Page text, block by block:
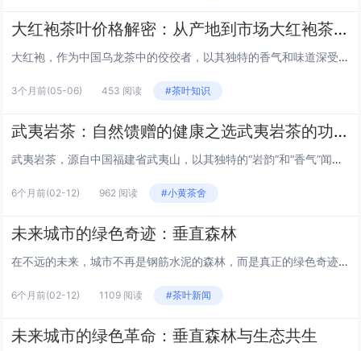
大红袍茶叶价格解密：从产地到市场大红袍茶叶价格
大红袍，作为中国乌龙茶中的佼佼者，以其独特的香气和味道深受茶友们的喜爱。然而，市场上大红袍茶叶的价格千差万别，让消费者在选择时常常感到困惑。本文将带你深入了解大红袍茶叶价格背后的奥秘，从产地到市场的每一个环节，为你揭开价格差异的面纱。 1...
3个月前(05-06) 453 阅读 #茶叶知识
武夷岩茶：自然馈赠的健康之选武夷岩茶的功效与作用
武夷岩茶，源自中国福建省武夷山，以其独特的“岩韵”和“香气”闻名于世。这种茶不仅是一种文化象征，更是一种健康饮品。本文将带您探索武夷岩茶的神奇功效与作用。 1. 提神醒脑 武夷岩茶含有的咖啡因和氨基酸能够刺激中枢神经，帮助提神醒脑，增强思...
6个月前(02-12) 962 阅读 #小黄茶舍
未来城市的绿色奇迹：垂直森林
在不远的未来，城市不再是钢筋水泥的森林，而是真正的绿色奇迹。我们将迎来一种全新的城市结构——垂直森林。这些建筑不仅仅是居住或工作的场所，它们是生态系统的一部分，是城市与自然和谐共存的典范。 垂直森林的概念 垂直森林的概念源于对城市化进程中...
6个月前(02-12) 1109 阅读 #茶叶新闻
未来城市的绿色革命：垂直森林与生态共生